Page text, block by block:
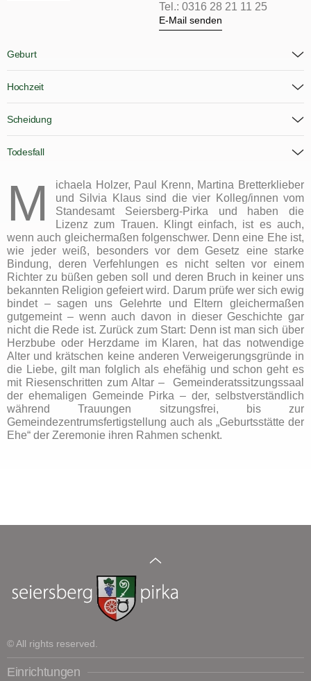
Tel.: 0316 28 21 11 25
E-Mail senden
Geburt
Hochzeit
Scheidung
Todesfall
M
ichaela Holzer, Paul Krenn, Martina Bretterklieber
und Silvia Klaus sind die vier Kolleg/innen vom
Standesamt Seiersberg-Pirka und haben die
Lizenz zum Trauen. Klingt einfach, ist es auch,
wenn auch gleichermaßen folgenschwer. Denn eine Ehe ist,
wie jeder weiß, besonders vor dem Gesetz eine starke
Bindung, deren Verfehlungen es nicht selten vor einem
Richter zu büßen geben soll und deren Bruch in keiner uns
bekannten Religion gefeiert wird. Darum prüfe wer sich ewig
bindet – sagen uns Gelehrte und Eltern gleichermaßen
gutgemeint – wenn auch davon in dieser Geschichte gar
nicht die Rede ist. Zurück zum Start: Denn ist man sich über
Herzbube oder Herzdame im Klaren, hat das notwendige
Alter und krätschen keine anderen Verweigerungsgründe in
die Liebe, gilt man folglich als ehefähig und schon geht es
mit Riesenschritten zum Altar – Gemeinderatssitzungssaal
der ehemaligen Gemeinde Pirka – der, selbstverständlich
während Trauungen sitzungsfrei, bis zur
Gemeindezentrumsfertigstellung auch als „Geburtsstätte der
Ehe“ der Zeremonie ihren Rahmen schenkt.
© All rights reserved.
Einrichtungen